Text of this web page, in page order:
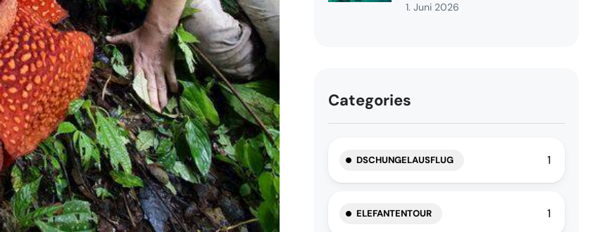
1. Juni 2026
Categories
DSCHUNGELAUSFLUG 1
ELEFANTENTOUR 1